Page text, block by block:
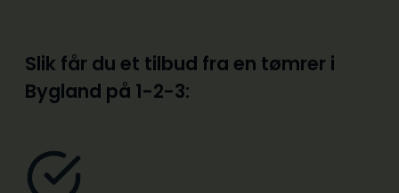
Slik får du et tilbud fra en tømrer i
Bygland på 1-2-3: